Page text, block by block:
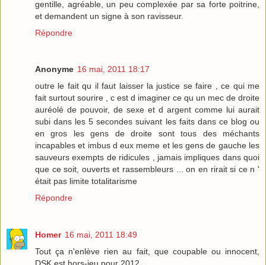
gentille, agréable, un peu complexée par sa forte poitrine,
et demandent un signe à son ravisseur.
Répondre
Anonyme 16 mai, 2011 18:17
outre le fait qu il faut laisser la justice se faire , ce qui me
fait surtout sourire , c est d imaginer ce qu un mec de droite
auréolé de pouvoir, de sexe et d argent comme lui aurait
subi dans les 5 secondes suivant les faits dans ce blog ou
en gros les gens de droite sont tous des méchants
incapables et imbus d eux meme et les gens de gauche les
sauveurs exempts de ridicules , jamais impliques dans quoi
que ce soit, ouverts et rassembleurs ... on en rirait si ce n '
était pas limite totalitarisme
Répondre
Homer 16 mai, 2011 18:49
Tout ça n'enlève rien au fait, que coupable ou innocent,